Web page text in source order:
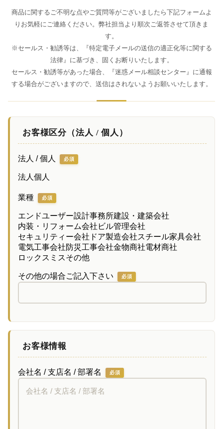
商品に関するご不明な点やご質問等がございましたら下記フォームよ
りお気軽にご連絡ください。弊社担当より順次ご返答させて頂きま
す。
※セールス・勧誘等は、『特定電子メールの送信の適正化等に関する
法律』に基づき、固くお断りいたします。
セールス・勧誘等があった場合、『迷惑メール相談センター』に通報
する場合がございますので、送信はされないようお願いいたします。
お客様区分（法人 / 個人）
法人 / 個人 必須
法人個人
業種 必須
エンドユーザー設計事務所建設・建築会社
内装・リフォーム会社 ビル管理会社
セキュリティー会社 ドア製造会社スチール家具会社
電気工事会社防災工事会社金物商社電材商社
ロックスミスその他
その他の場合ご記入下さい 必須
お客様情報
会社名 / 支店名 / 部署名 必須